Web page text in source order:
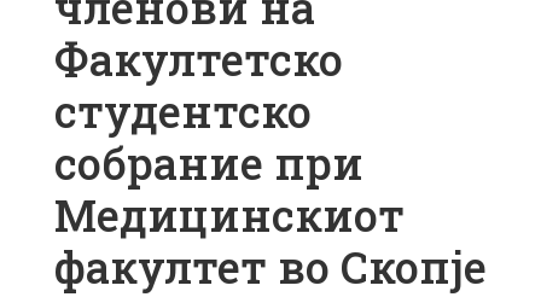
Факултетско
студентско
собрание при
Медицинскиот
факултет во Скопје